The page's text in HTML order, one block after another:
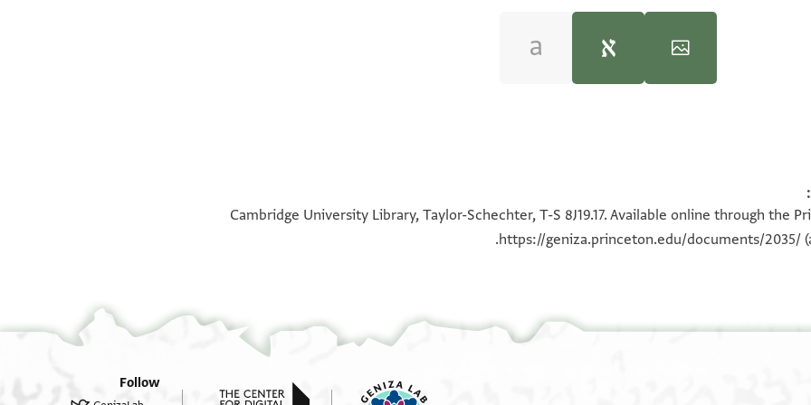
100%
Cambridge University Library, Taylor-Schechter, T-S 8J19.17. Available online through the
https://geniza.princeton.edu/documents/2035/
Follow